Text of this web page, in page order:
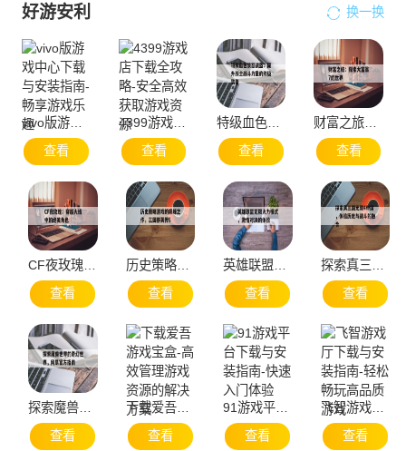
好游安利 换一换
vivo版游戏中心下载与安装指南-畅享游戏乐趣
查看
查看
特级血色愤怒战盔：提升战士战斗力量的终极装备
查看
查看
查看
历史策略游戏的巅峰之作，三国群英传5
查看
查看
查看
查看
下载爱吾游戏宝盒-高效管理游戏资源的解决方案
查看
查看
飞智游戏厅下载与安装指南-轻松畅玩高品质游戏
查看